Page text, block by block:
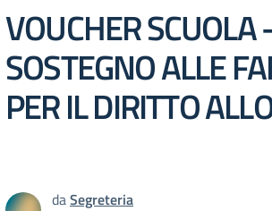
VOUCHER SCUOLA
SOSTEGNO ALLE
PER IL DIRITTO
daSegreteria